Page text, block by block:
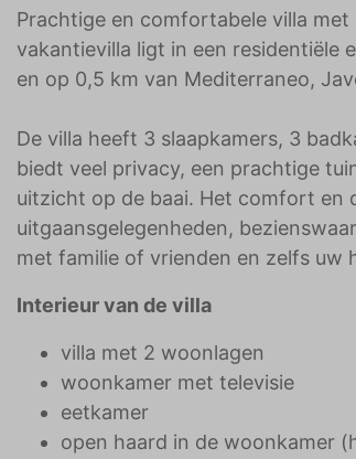
Prachtige en comfortabele villa
vakantievilla ligt in een residentiële
en op 0,5 km van Mediterraneo,
De villa heeft 3 slaapkamers, 3
biedt veel privacy, een prachtige
uitzicht op de baai. Het comfort en
uitgaansgelegenheden,
met familie of vrienden en zelfs uw
Interieur van de villa
villa met 2 woonlagen
woonkamer met televisie
eetkamer
open haard in de woonkamer